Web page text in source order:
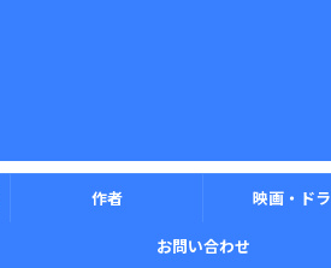
作者 映画・ド
お問い合わせ